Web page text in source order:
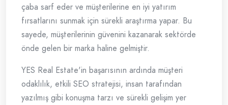
çaba sarf eder ve müşterilerine en iyi yatırım
fırsatlarını sunmak için sürekli araştırma yapar. Bu
sayede, müşterilerinin güvenini kazanarak sektörde
önde gelen bir marka haline gelmiştir.
YES Real Estate'in başarısının ardında müşteri
odaklılık, etkili SEO stratejisi, insan tarafından
yazılmış gibi konuşma tarzı ve sürekli gelişim yer